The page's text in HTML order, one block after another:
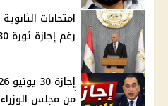
رغم إجازة ثورة 30 يونيو دون تعديل الجدول
من مجلس الوزراء